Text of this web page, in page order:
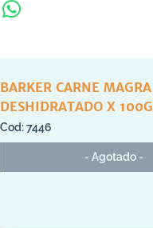
BARKER CARNE
DESHIDRATADO X
7446
- Agotado -